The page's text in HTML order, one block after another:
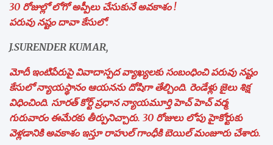
30 రోజుల్లో లోగో అప్పీలు చేసుకునే అవకాశం !
పరువు నష్టం దావా కేసులో.
J.SURENDER KUMAR,
మోదీ ఇంటిపేరుపై వివాదాస్పద వ్యాఖ్యలకు సంబంధించి పరువు నష్టం
కేసులో న్యాయస్థానం ఆయనను దోషిగా తేల్చింది. రెండేళ్లు జైలు శిక్ష
విధించింది. సూరత్ కోర్ట్ ప్రధాన న్యాయమూర్తి హెచ్ హెచ్ వర్మ
గురువారం ఈమేరకు తీర్పునిచ్చారు. 30 రోజులు లోపు హైకోర్టుకు
వెళ్లడానికి అవకాశం ఇస్తూ రాహుల్ గాంధీకి బెయిల్ మంజూరు చేశారు.